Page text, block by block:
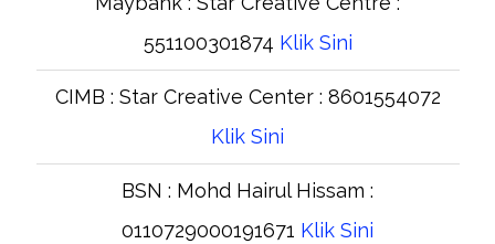
551100301874 Klik Sini
CIMB : Star Creative Center : 8601554072
Klik Sini
BSN : Mohd Hairul Hissam :
0110729000191671 Klik Sini